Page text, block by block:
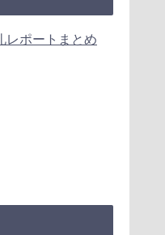
レポートまとめ